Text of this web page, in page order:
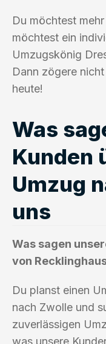
Du möchtest
möchtest ein
Umzugskönig
Dann zögere
heute!
Was
Kunden
Umzug
uns
Was sagen
von
Du planst einen
nach Zwolle und
zuverlässigen
was unsere